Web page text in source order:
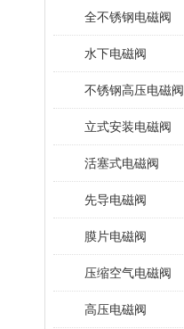
全不锈钢电磁阀
水下电磁阀
不锈钢高压电磁阀
立式安装电磁阀
活塞式电磁阀
先导电磁阀
膜片电磁阀
压缩空气电磁阀
高压电磁阀